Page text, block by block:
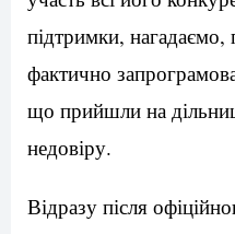
підтримки, нагадаємо,
фактично
що прийшли на
недовіру.
Відразу після